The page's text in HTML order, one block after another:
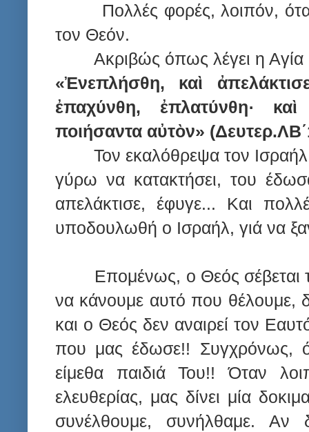
Πολλές φορές, λοιπόν,
τον Θεόν.
Ακριβώς όπως λέγει η
«Ἐνεπλήσθη, καὶ
ἐπαχύνθη, ἐπλατύνθη·
ποιήσαντα αὐτὸν»
Τον εκαλόθρεψα τον
γύρω να κατακτήσει, του
απελάκτισε, έφυγε... Και
υποδουλωθή ο Ισραήλ, γιά να
Επομένως, ο Θεός σέβεται
να κάνουμε αυτό που θέλουμε,
και ο Θεός δεν αναιρεί τον
που μας έδωσε!! Συγχρόνως,
είμεθα παιδιά Του!! Όταν
ελευθερίας, μας δίνει μία
συνέλθουμε, συνήλθαμε. Αν